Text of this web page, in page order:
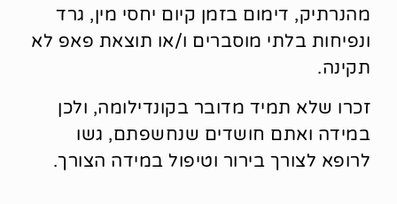
מהנרתיק, דימום בזמן קיום יחסי מין, גרד
ונפיחות בלתי מוסברים ו/או תוצאת פאפ לא
תקינה.
זכרו שלא תמיד מדובר בקונדילומה, ולכן
במידה ואתם חושדים שנחשפתם, גשו
לרופא לצורך בירור וטיפול במידה הצורך.